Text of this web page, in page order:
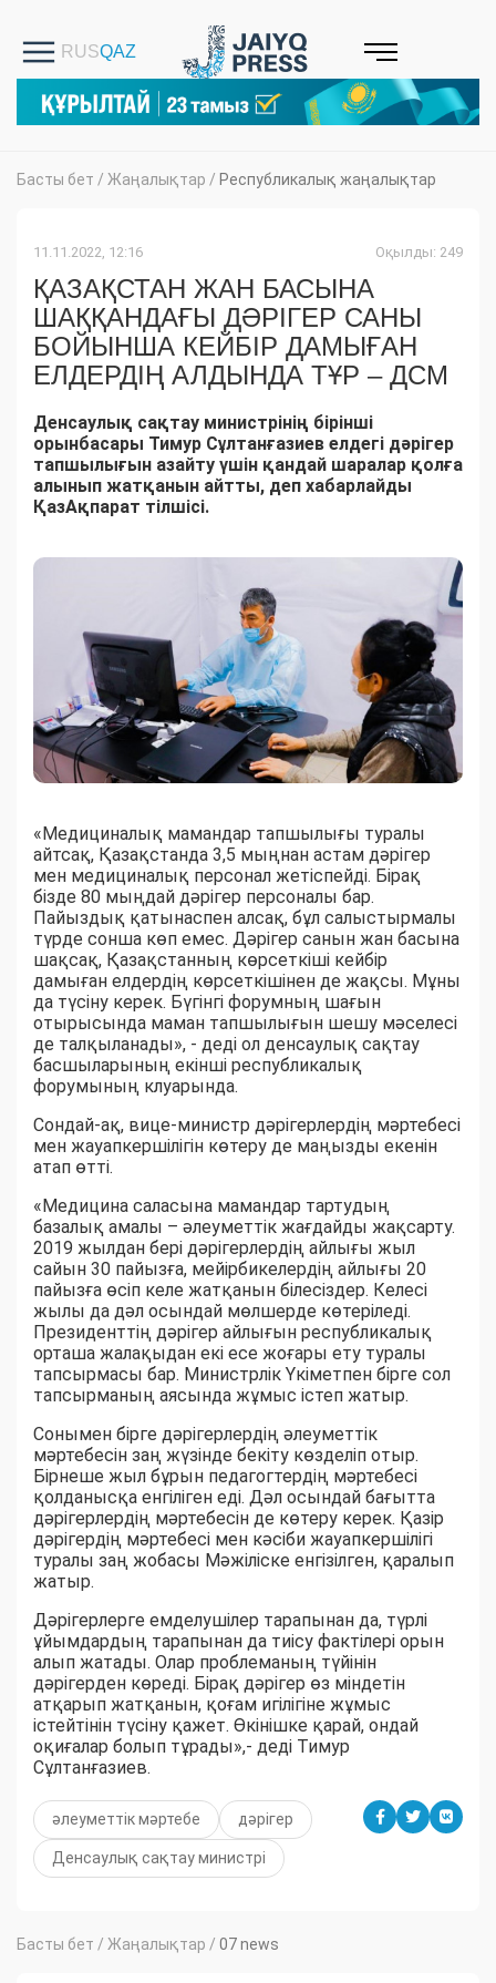
Басты бет / Жаңалықтар / Республикалық жаңалықтар
11.11.2022, 12:16 Оқылды: 249
ҚАЗАҚСТАН ЖАН БАСЫНА
ШАҚҚАНДАҒЫ ДӘРІГЕР САНЫ
БОЙЫНША КЕЙБІР ДАМЫҒАН
ЕЛДЕРДІҢ АЛДЫНДА ТҰР – ДСМ
Денсаулық сақтау министрінің бірінші
орынбасары Тимур Сұлтанғазиев елдегі дәрігер
тапшылығын азайту үшін қандай шаралар қолға
алынып жатқанын айтты, деп хабарлайды
ҚазАқпарат тілшісі.
«Медициналық мамандар тапшылығы туралы
айтсақ, Қазақстанда 3,5 мыңнан астам дәрігер
мен медициналық персонал жетіспейді. Бірақ
бізде 80 мыңдай дәрігер персоналы бар.
Пайыздық қатынаспен алсақ, бұл салыстырмалы
түрде сонша көп емес. Дәрігер санын жан басына
шақсақ, Қазақстанның көрсеткіші кейбір
дамыған елдердің көрсеткішінен де жақсы. Мұны
да түсіну керек. Бүгінгі форумның шағын
отырысында маман тапшылығын шешу мәселесі
де талқыланады», - деді ол денсаулық сақтау
басшыларының екінші республикалық
форумының клуарында.
Сондай-ақ, вице-министр дәрігерлердің мәртебесі
мен жауапкершілігін көтеру де маңызды екенін
атап өтті.
«Медицина саласына мамандар тартудың
базалық амалы – әлеуметтік жағдайды жақсарту.
2019 жылдан бері дәрігерлердің айлығы жыл
сайын 30 пайызға, мейірбикелердің айлығы 20
пайызға өсіп келе жатқанын білесіздер. Келесі
жылы да дәл осындай мөлшерде көтеріледі.
Президенттің дәрігер айлығын республикалық
орташа жалақыдан екі есе жоғары ету туралы
тапсырмасы бар. Министрлік Үкіметпен бірге сол
тапсырманың аясында жұмыс істеп жатыр.
Сонымен бірге дәрігерлердің әлеуметтік
мәртебесін заң жүзінде бекіту көзделіп отыр.
Бірнеше жыл бұрын педагогтердің мәртебесі
қолданысқа енгіліген еді. Дәл осындай бағытта
дәрігерлердің мәртебесін де көтеру керек. Қазір
дәрігердің мәртебесі мен кәсіби жауапкершілігі
туралы заң жобасы Мәжіліске енгізілген, қаралып
жатыр.
Дәрігерлерге емделушілер тарапынан да, түрлі
ұйымдардың тарапынан да тиісу фактілері орын
алып жатады. Олар проблеманың түйінін
дәрігерден көреді. Бірақ дәрігер өз міндетін
атқарып жатқанын, қоғам игілігіне жұмыс
істейтінін түсіну қажет. Өкінішке қарай, ондай
оқиғалар болып тұрады»,- деді Тимур
Сұлтанғазиев.
әлеуметтік мәртебе дәрігер
Денсаулық сақтау министрі
Басты бет / Жаңалықтар / 07 news